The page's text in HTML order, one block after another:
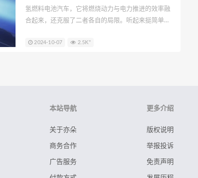
氢燃料电池汽车，它将燃烧动力与电力推进的效率融
合起来，还克服了二者各自的局限。听起来挺简单
单又最丰富的元素。据估算，在整个可观测宇宙里，
2024-10-07 2.5K"
本站导航
关于亦朵
商务合作
广告服务
更多介绍
版权说明
举报投诉
免责声明